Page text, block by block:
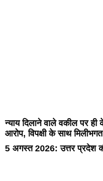
न्याय दिलाने वाले वकील पर
आरोप, विपक्षी के साथ
5 अगस्त 2026: उत्तर प्रदेश